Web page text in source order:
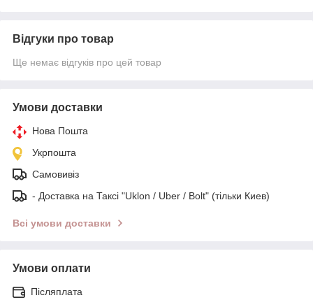
Відгуки про товар
Ще немає відгуків про цей товар
Умови доставки
Нова Пошта
Укрпошта
Самовивіз
- Доставка на Таксі "Uklon / Uber / Bolt" (тільки Киев)
Всі умови доставки
Умови оплати
Післяплата